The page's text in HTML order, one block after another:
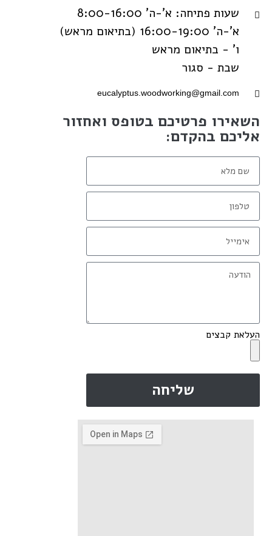
שעות פתיחה: א'-ה' 8:00-16:00
א'-ה' 16:00-19:00 (בתיאום מראש)
ו' - בתיאום מראש
שבת - סגור
eucalyptus.woodworking@gmail.com
השאירו פרטיכם בטופס ואחזור
אליכם בהקדם:
העלאת קבצים
שליחה